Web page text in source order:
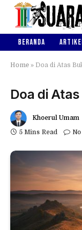
BERANDA
Home » Doa di Atas
Doa di
Khoerul Umam
5 Mins Read